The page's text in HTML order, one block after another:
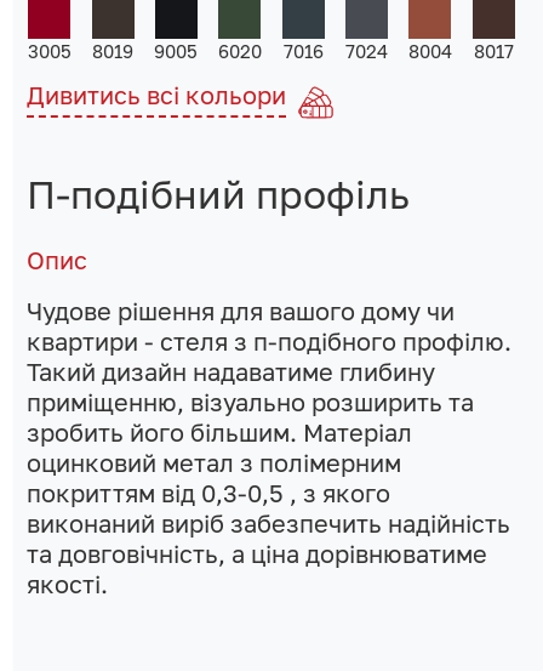
П-подібний профіль
Опис
Чудове рішення для вашого дому чи
квартири - стеля з п-подібного профілю.
Такий дизайн надаватиме глибину
приміщенню, візуально розширить та
зробить його більшим. Матеріал
оцинковий метал з полімерним
покриттям від 0,3-0,5 , з якого
виконаний виріб забезпечить надійність
та довговічність, а ціна дорівнюватиме
якості.
3005 8019 9005 6020 7016 7024 8004 8017
Дивитись всі кольори